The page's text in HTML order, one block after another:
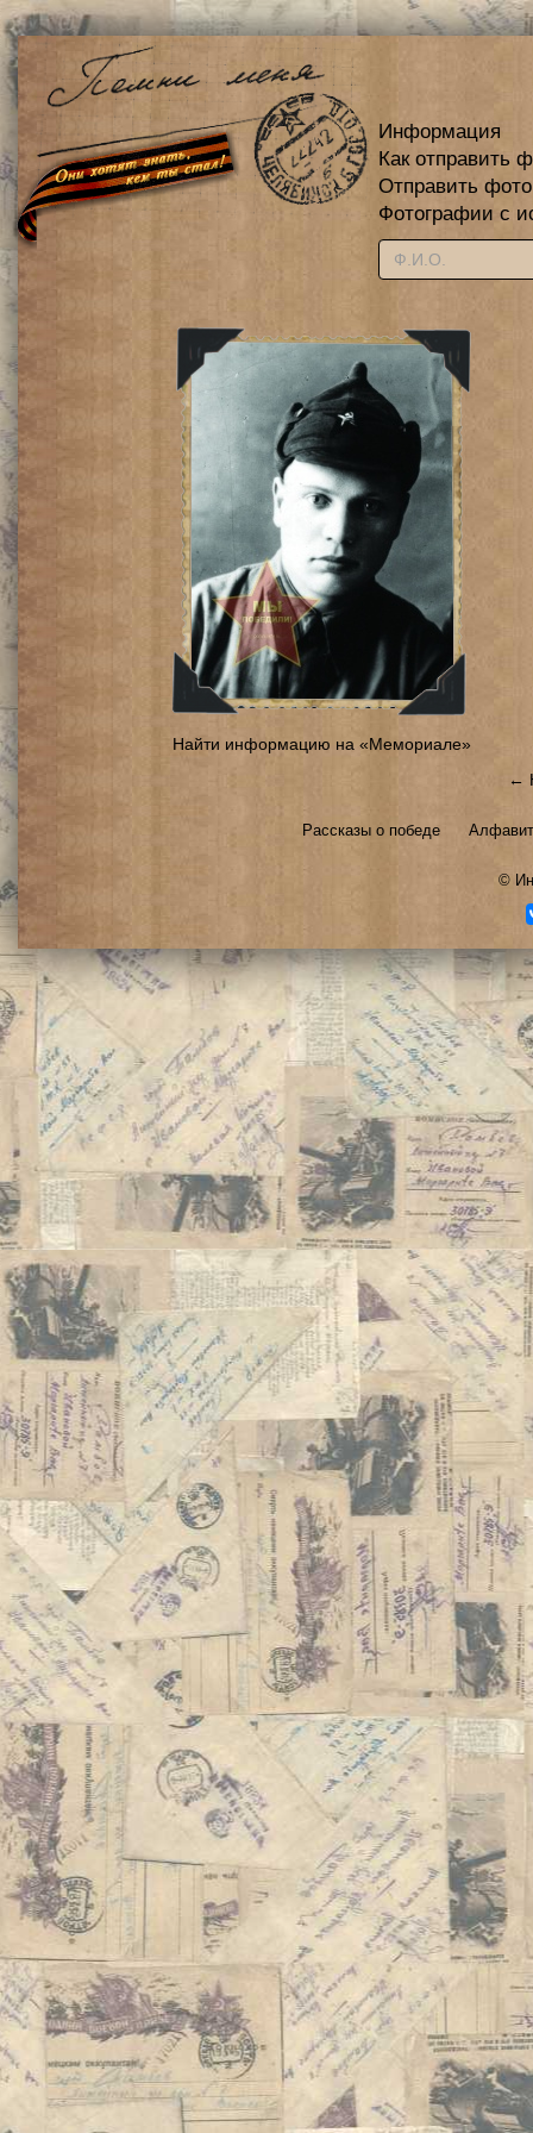
Информация
Как отправить
Отправить
Фотографии с
Найти информацию на «Мемориале»
←
Рассказы о победе
©